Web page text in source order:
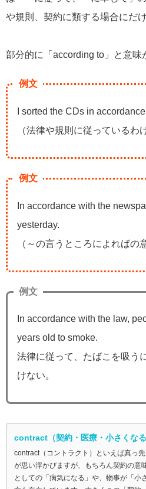
や規則、契約に類する場合にだけ
部分的に「according to」と意味
例文
I sorted the CDs in
（法律や規則に従っているわ
例文
In accordance with the
yesterday.
（～の言うところによればの
例文
In accordance with the law,
years old to smoke.
法律に従って、たばこを吸う
けない。
contract（契約・医療・小さくな
contract（コントラクト）といえば真っ
が思い浮かびますが、もちろん契約の意
としての「病気になる」や、物事が「小